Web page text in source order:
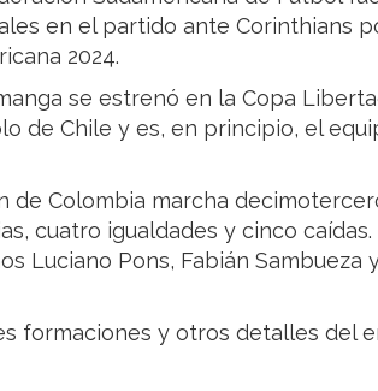
en el partido ante Corinthians
2024.
se estrenó en la Copa
de Chile y es, en principio, el
de Colombia marcha
cuatro igualdades y cinco caídas.
Luciano Pons, Fabián Sambueza
formaciones y otros detalles del